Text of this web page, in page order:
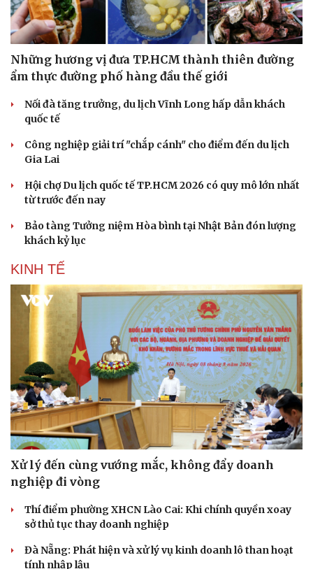
Du lịch
Những hương vị đưa TP.HCM thành thiên đường
ẩm thực đường phố hàng đầu thế giới
Nối đà tăng trưởng, du lịch Vĩnh Long hấp dẫn khách
quốc tế
Công nghiệp giải trí "chắp cánh" cho điểm đến du lịch
Gia Lai
Hội chợ Du lịch quốc tế TP.HCM 2026 có quy mô lớn nhất
từ trước đến nay
Bảo tàng Tưởng niệm Hòa bình tại Nhật Bản đón lượng
khách kỷ lục
KINH TẾ
Xử lý đến cùng vướng mắc, không đẩy doanh
nghiệp đi vòng
Thí điểm phường XHCN Lào Cai: Khi chính quyền xoay
sở thủ tục thay doanh nghiệp
Đà Nẵng: Phát hiện và xử lý vụ kinh doanh lô than hoạt
tính nhập lậu